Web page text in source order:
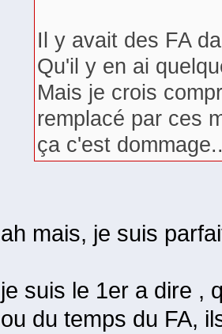
Il y avait des FA
Qu'il y en ai
Mais je crois
remplacé par ces
ça c'est
ah mais, je suis
je suis le 1er a dire ,
ou du temps du FA,